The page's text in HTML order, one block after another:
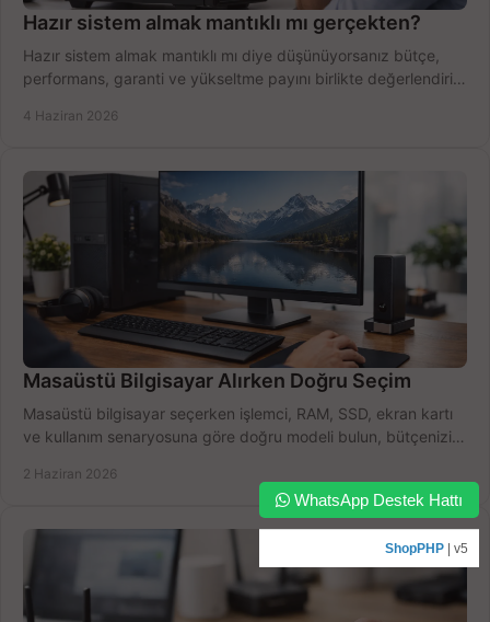
Hazır sistem almak mantıklı mı gerçekten?
Hazır sistem almak mantıklı mı diye düşünüyorsanız bütçe,
performans, garanti ve yükseltme payını birlikte değerlendirin,
4 Haziran 2026
Masaüstü Bilgisayar Alırken Doğru Seçim
Masaüstü bilgisayar seçerken işlemci, RAM, SSD, ekran kartı
ve kullanım senaryosuna göre doğru modeli bulun, bütçenizi
2 Haziran 2026
WhatsApp Destek Hattı
ShopPHP | v5